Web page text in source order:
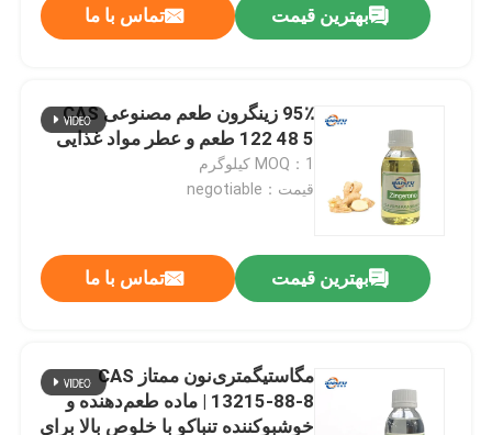
خونه
ویدیو
بهترین قیمت تماس با ما
95٪ زینگرون طعم مصنوعی CAS
122 48 5 طعم و عطر مواد غذایی
MOQ：1 کیلوگرم
قیمت：negotiable
بهترین قیمت تماس با ما
مگاستیگمتری‌نون ممتاز CAS
13215-88-8 | ماده طعم‌دهنده و
خوشبوکننده تنباکو با خلوص بالا برای